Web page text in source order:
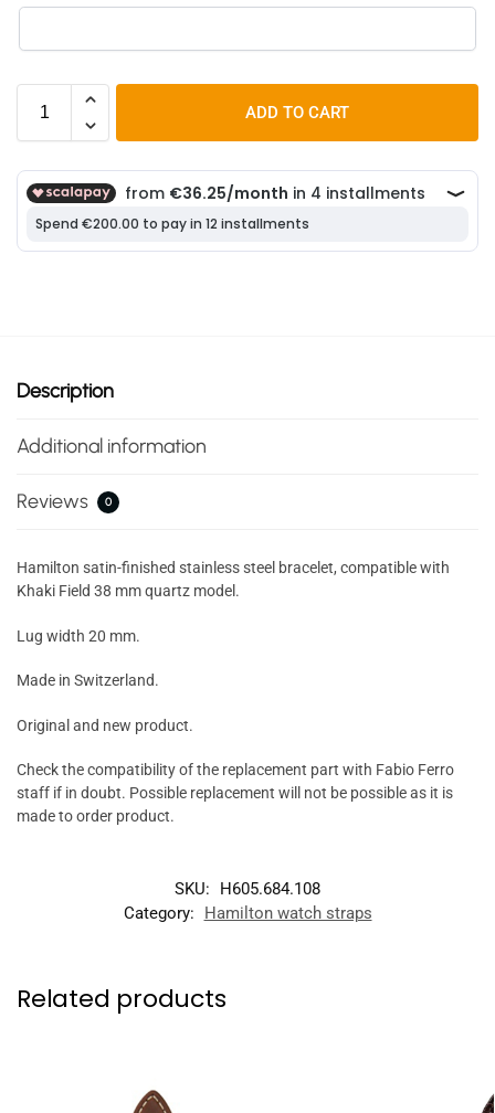
ADD TO CART
Description
Additional information
Reviews 0
Hamilton satin-finished stainless steel bracelet, compatible with
Khaki Field 38 mm quartz model.
Lug width 20 mm.
Made in Switzerland.
Original and new product.
Check the compatibility of the replacement part with Fabio Ferro
staff if in doubt. Possible replacement will not be possible as it is
made to order product.
SKU:
H605.684.108
Category:
Hamilton watch straps
Related products